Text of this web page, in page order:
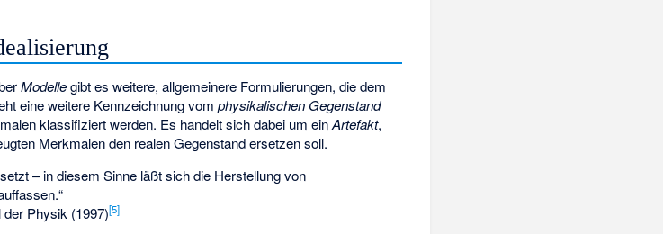
Modellegibt es weitere, allgemeinere Formulierungen, die dem
eine weitere Kennzeichnung vomphysikalischen Gegenstand
klassifiziert werden. Es handelt sich dabei um einArtefakt,
Merkmalen den realen Gegenstand ersetzen soll.
– in diesem Sinne läßt sich die Herstellung von
der Physik (1997)[5]